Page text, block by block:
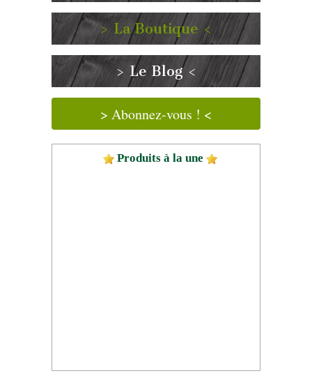
> La Boutique <
> Le Blog <
> Abonnez-vous ! <
Produits à la une